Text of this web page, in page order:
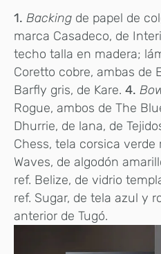
1. Backing de papel de
marca Casadeco, de
techo talla en madera;
Coretto cobre, ambas de
Barfly gris, de Kare. 4.
Rogue, ambos de The
Dhurrie, de lana, de
Chess, tela corsica
Waves, de algodón
ref. Belize, de vidrio
ref. Sugar, de tela azul y
anterior de Tugó.